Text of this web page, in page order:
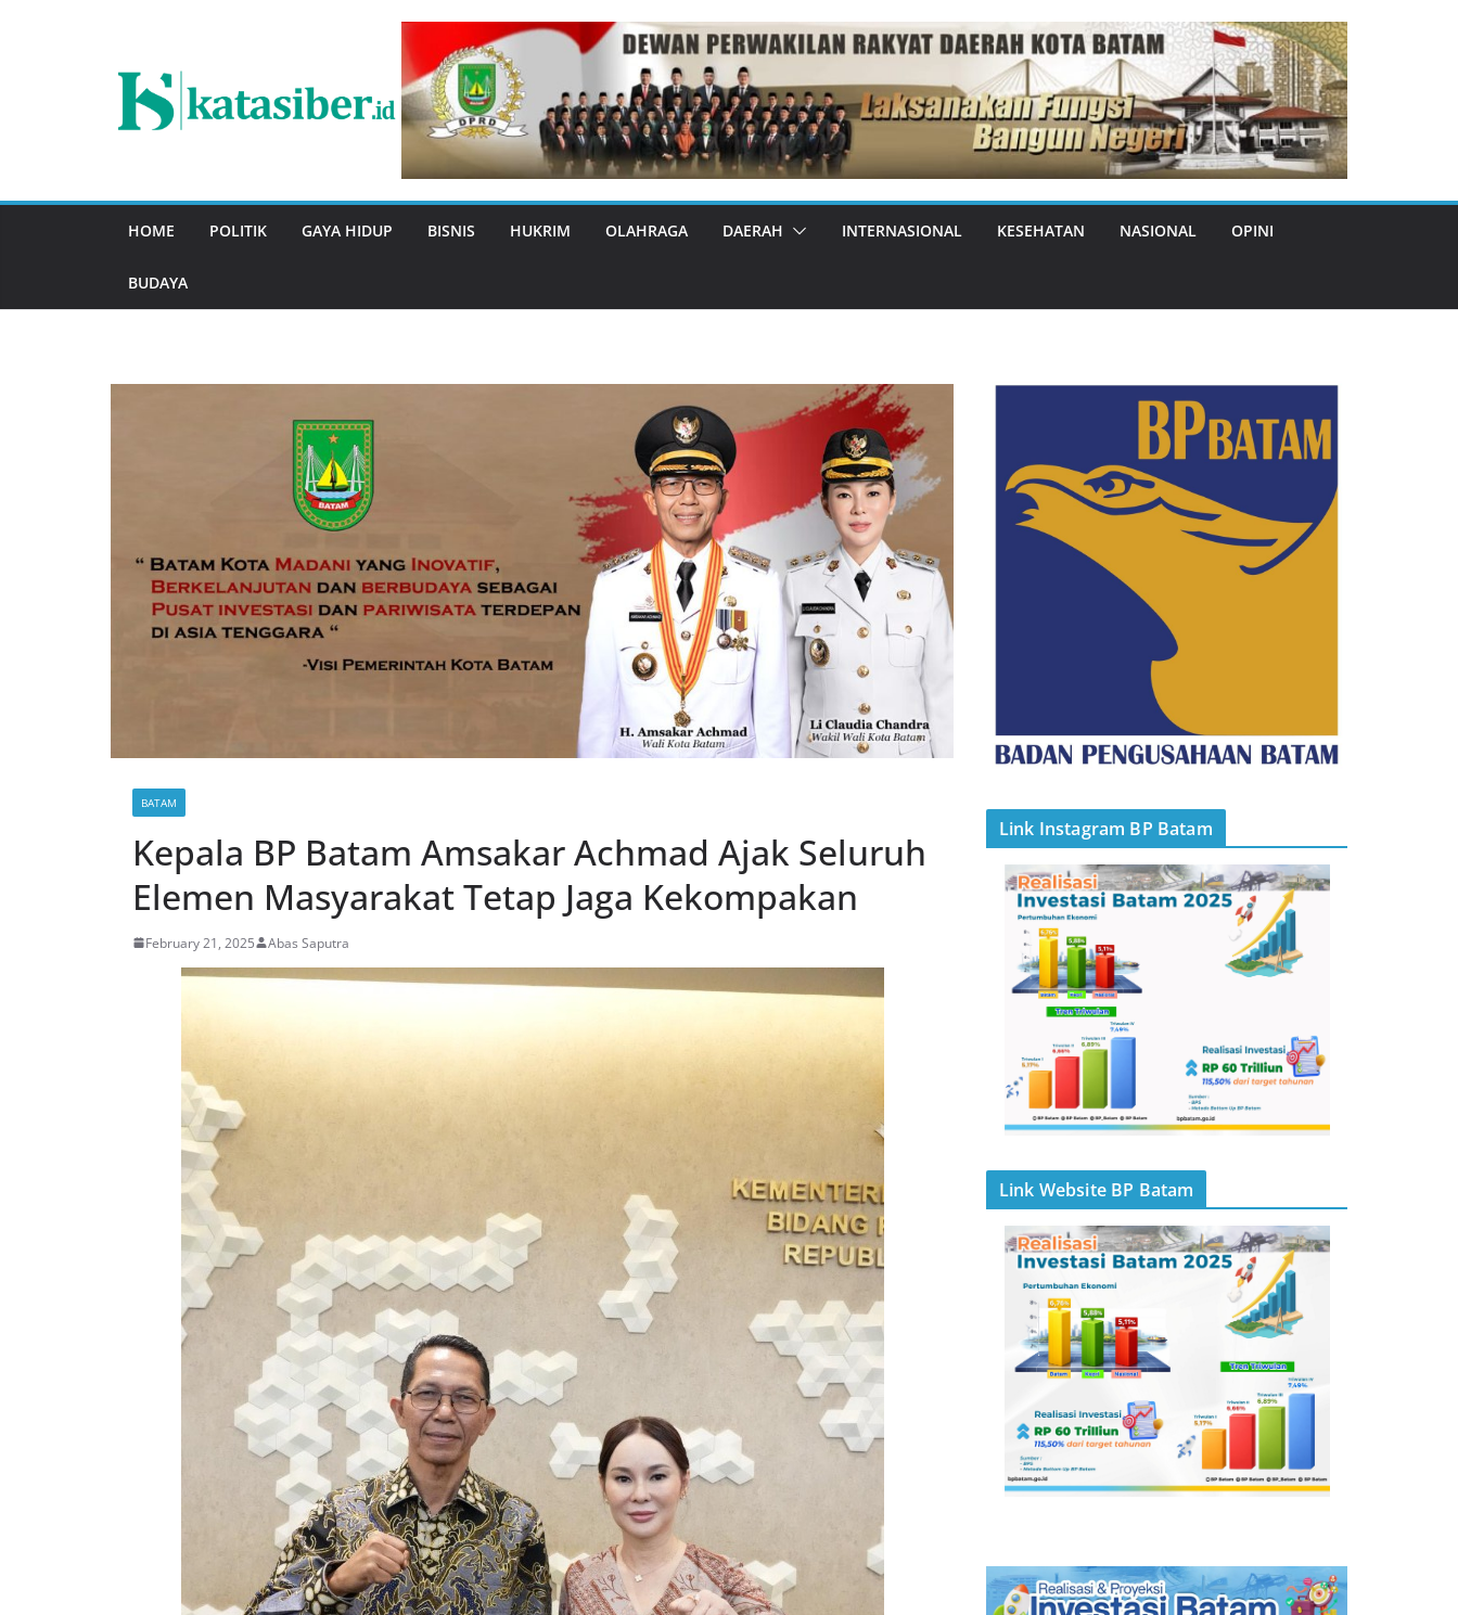
HOME POLITIK GAYA HIDUP BISNIS HUKRIM OLAHRAGA DAERAH INTERNASIONAL KESEHATAN NASIONAL OPINI
BUDAYA
BATAM
Kepala BP Batam Amsakar Achmad Ajak Seluruh
Elemen Masyarakat Tetap Jaga Kekompakan
February 21, 2025 Abas Saputra
Link Instagram BP Batam
Link Website BP Batam